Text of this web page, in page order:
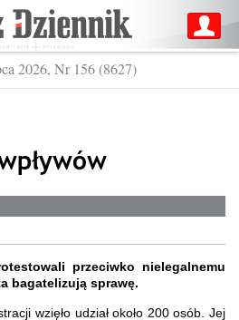
2026, Nr 156 (8627)
przeciwko nielegalnemu
bagatelizują sprawę.
wzięło udział około 200 osób. Jej